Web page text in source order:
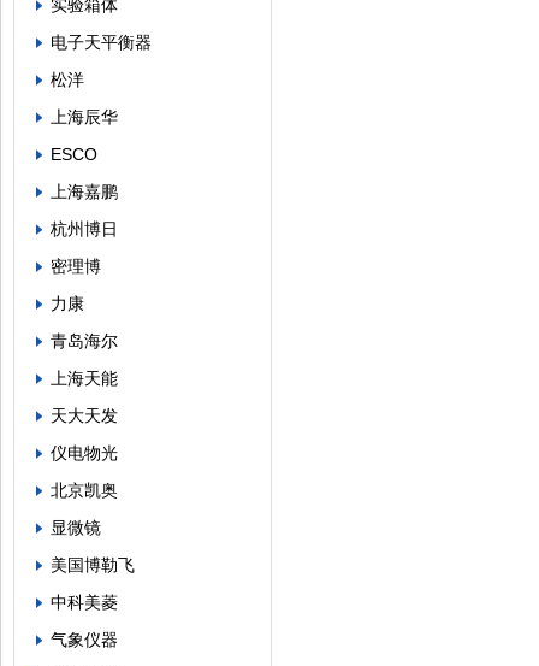
实验箱体
电子天平衡器
松洋
上海辰华
ESCO
上海嘉鹏
杭州博日
密理博
力康
青岛海尔
上海天能
天大天发
仪电物光
北京凯奥
显微镜
美国博勒飞
中科美菱
气象仪器